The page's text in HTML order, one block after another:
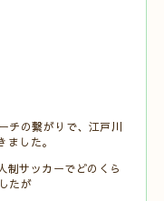
チの繋がりで、江戸川
した。
制サッカーでどのくら
たが